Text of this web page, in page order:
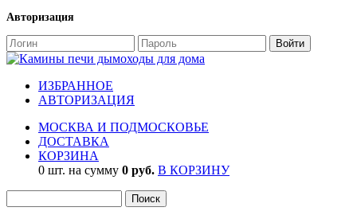
Авторизация
ИЗБРАННОЕ
АВТОРИЗАЦИЯ
МОСКВА И ПОДМОСКОВЬЕ
ДОСТАВКА
КОРЗИНА
0 шт. на сумму 0 руб. В КОРЗИНУ